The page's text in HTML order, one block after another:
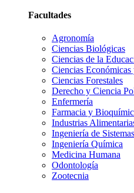
Facultades
Agronomía
Ciencias Biológicas
Ciencias de la
Ciencias
Ciencias Forestales
Derecho y Ciencia
Enfermería
Farmacia y
Industrias
Ingeniería de
Ingeniería Química
Medicina Humana
Odontología
Zootecnia